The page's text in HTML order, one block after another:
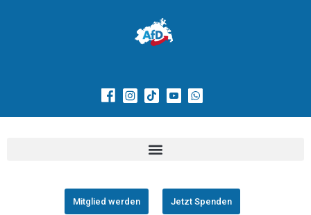
Mitglied werden Jetzt Spenden